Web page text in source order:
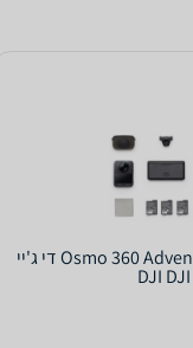
מצלמה Osmo 360 Adventure Combo די ג'יי